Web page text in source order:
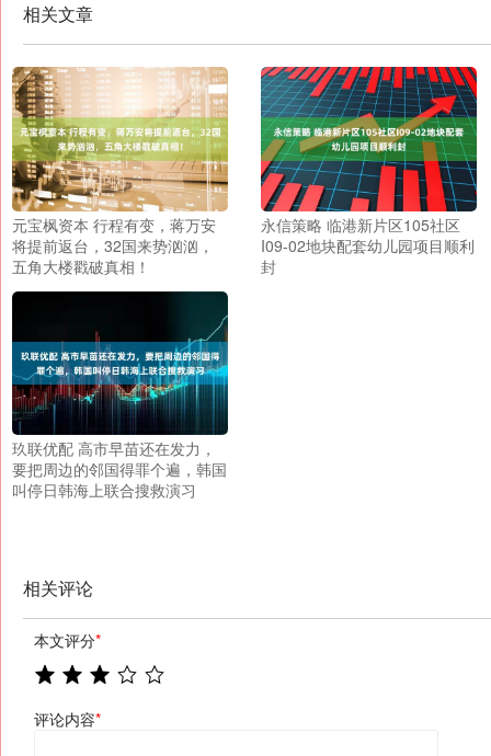
相关文章
元宝枫资本 行程有变，蒋万安
将提前返台，32国来势汹汹，
五角大楼戳破真相！
永信策略 临港新片区105社区
I09-02地块配套幼儿园项目顺利
封
玖联优配 高市早苗还在发力，
要把周边的邻国得罪个遍，韩国
叫停日韩海上联合搜救演习
相关评论
本文评分*
评论内容*